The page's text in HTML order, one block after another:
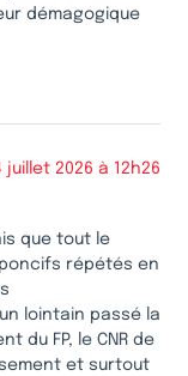
démagogique
juillet 2026 à 12h26
que tout le
répétés en
lointain passé la
du FP, le CNR de
et surtout